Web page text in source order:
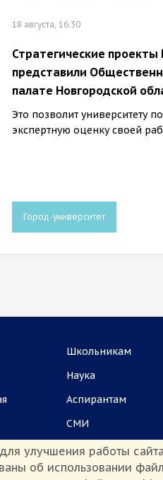
18 августа, 16:30
Стратегические проекты
представили
палате Новгородской
Это позволит университету
экспертную оценку своей
Город-университет
Школьникам
Наука
Аспирантам
СМИ
улучшения работы
об использовании